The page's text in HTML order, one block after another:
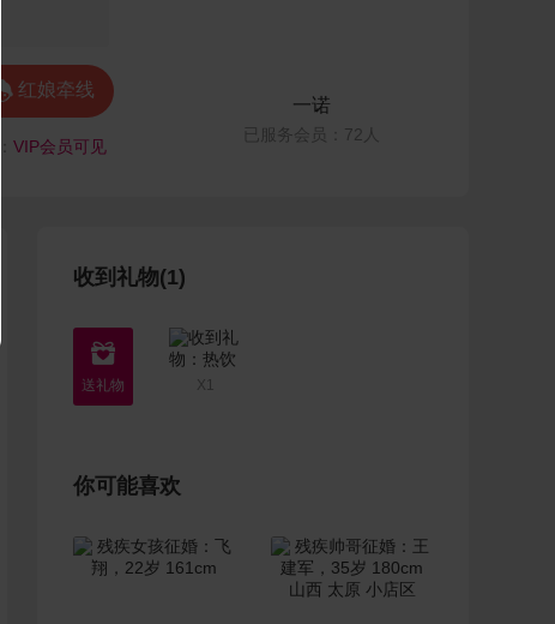
 红娘牵线
VIP会员可见
一诺
已服务会员：72人
收到礼物(1)

X1
你可能喜欢